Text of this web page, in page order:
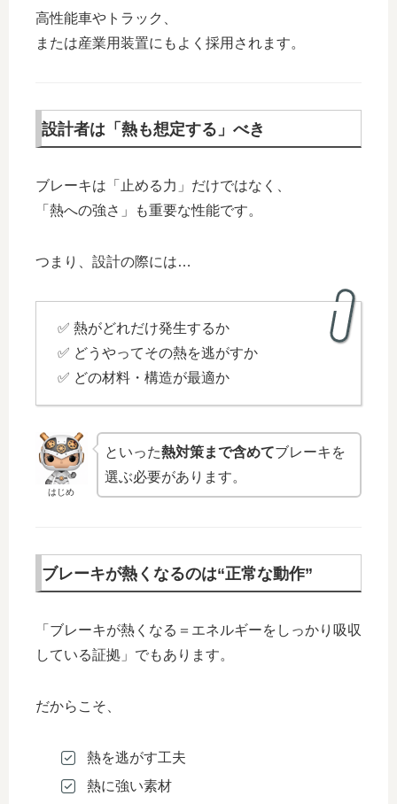
高性能車やトラック、
または産業用装置にもよく採用されます。
設計者は「熱も想定する」べき
ブレーキは「止める力」だけではなく、
「熱への強さ」も重要な性能です。
つまり、設計の際には…
✅ 熱がどれだけ発生するか
✅ どうやってその熱を逃がすか
✅ どの材料・構造が最適か
はじめ
といった熱対策まで含めてブレーキを
選ぶ必要があります。
ブレーキが熱くなるのは“正常な動作”
「ブレーキが熱くなる＝エネルギーをしっかり吸収
している証拠」でもあります。
だからこそ、
熱を逃がす工夫
熱に強い素材